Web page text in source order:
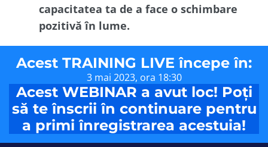
capacitatea ta de a face o schimbare
pozitivă în lume.
Acest TRAINING LIVE începe în:
3 mai 2023, ora 18:30
Acest WEBINAR a avut loc! Poți
să te înscrii în continuare pentru
a primi înregistrarea acestuia!